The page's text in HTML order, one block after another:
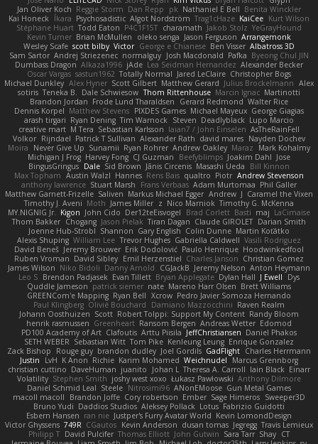
Jan Oliver Koch Reggie Storm Dan Repp pk Nathaniel E Bell Benita Winckler
Kai Honeck Íkara Psychosadistic Algot Nordström Trag1cHaze KaiCee Kurt Wilson
Stéphane Huart Todd Eaton P4C1F15T charamath Jakob Stolz YeGrayHound
Kevin Turner Brian McMullen oleko senga Jason Ferguson Arrangemonk
Wesley Scafe scott bilby Victor George e Chianese Ben Visser Albatross 3D
Sam Sartor Andrej Striezenec normalguy Josh Macdonald Pafka Byeong Chul JIN
Dumbass Dragon Alkaza1996 jAde Lea Seidman Hernandez Alexander Becker
Oscar Vargas sastun1962 Totally Normal Jared LeClaire Christopher Bogs
Michael Dunkley Alex Hyner Scott Gilbert Matthew Gerard Julius Brockelmann Alex
sotiris Teneka B. Dale Schwiesow Thom Rittenhouse Marcin Ignac Martinotti
Brandon Jordan Frode Lund Tharaldsen Gerard Redmond Walter Rice
Dennis Korpel Matthew Stevens PIXDES Games Michael Mayeux George Giagias
arash tirgari Ryan Dening Tim Warnock Steven Deadlyblack Lupo Marcio
creative mart M Tera Sebastian Karlsson Iaian7 / John Einselen AsTheRainFell
Volkor Rijndael Patrick T Sullivan Alexander Rath david mares Nayden Dochev
Moira
Never Give Up Sunamii Ryan Rohrer Andrew Oakley Maraz
Mark Kohalmy
Michigan J Frog Harvey Fong CJ Guzman Beefyblimps Joakim Dahl Jose
BingusGringus Dale Sid Brown Jānis Circenis Masashi Ueda
Bill Kinnon
Max Topham Austin Walzl Hannes Rens Bais qualtro Piotr Andrew Stevenson
anthony lawrence Stuart Marsh Frans Verbaas Adam Murtomaa Phil Galler
Matthew Garnett-Frizelle Saliven Markus Michael Egger Andrew J Caramel the Vixen
Timothy J. Aveni Moth James Miller z Nico Marniok Timothy G. McKenna
MY.NIGNIG Jr. Kigon John Cido Der12teEisvogel Brad Corlett Basti maj LaCimaise
Thom Bakker Chogang Jason Pielak Tiran Dagan Claude GIROLET Darian Smith
Joenne Hub-Strobl Shannon Gary English Colin Dunne Martin Koťátko
Alexis Shuping William Lee Trevor Hughes Gabriella Caldwell Vasili Rodriguez
David Beneš Jeremy Brouwer Erik Dodolović Paulo Henrique Hoodwinkedfool
Ruben Vroman David Sibley Emil Herzenstiel Charles Janson Christian Gomez
James Wilson Niko Bidoli Danny Arnold CGJackB Jeremy Nelson Anton Heymann
Leo S Brendon Padjasek Evan Tillett Bryan Applegate Dylan Hall J Ewell
Dys
Quddle Jameson patrick siemer nate Mareno Harr Olsen Brett Williams
GREENCom'e Mapping Ryan Bell Xcrow Pedro Javier Somoza Hernando
Paul Klingberg Olivié Bouchard Damiano Mazzocchini Raven Realm
Johann Oosthuizen Scott Robert Tolppi: Support My Content Randy Bloom
henrik rasmussen Greenheart Ransom Bergen Andreas Wetter Edomod
PD100 Academy of Art Clafoutis Arttu Piisila JeffChristiansen Daniel Phakos
SETH WEBER Sebastian Witt Tom Pike Kenleung Leung Enrique Gonzalez
Zack Bishop
Rouge guy brandon dudley Joel Gordils GadFlight Charles Herrmann
Justin
LvH K Anon Richie Karim Mohamed Weichnudel
Marcus Grennborg
christian cuttino DaveHuman juanito Johan L Theresa A. Carroll Iain Black Einarr
Volatility Stephen Smith joshy west xoxo Łukasz Pawłowski Anthony Dilmore
Daniel Schmid Leal Steele Nitrosimi96 ANonEMoose Gun Metal Games
macoll macoll
Brandon Joffe Cory robertson Ember Sage Himeros Sweeper3D
Bruno Yudi Daddios Studios Aleksey Pollack Lotus Fabrizio Guidotti
Esbern Hansen ran nie Justper's Furry Avatar World Kevin LomondDesign
Victor Ghyssens 749R CGautos Kevin Anderson dusan tomas Jegregg Travis Lemieux
Philipp T David Pulcifer Thomas Elliott John Gutwin Sara Tarr Shay CT